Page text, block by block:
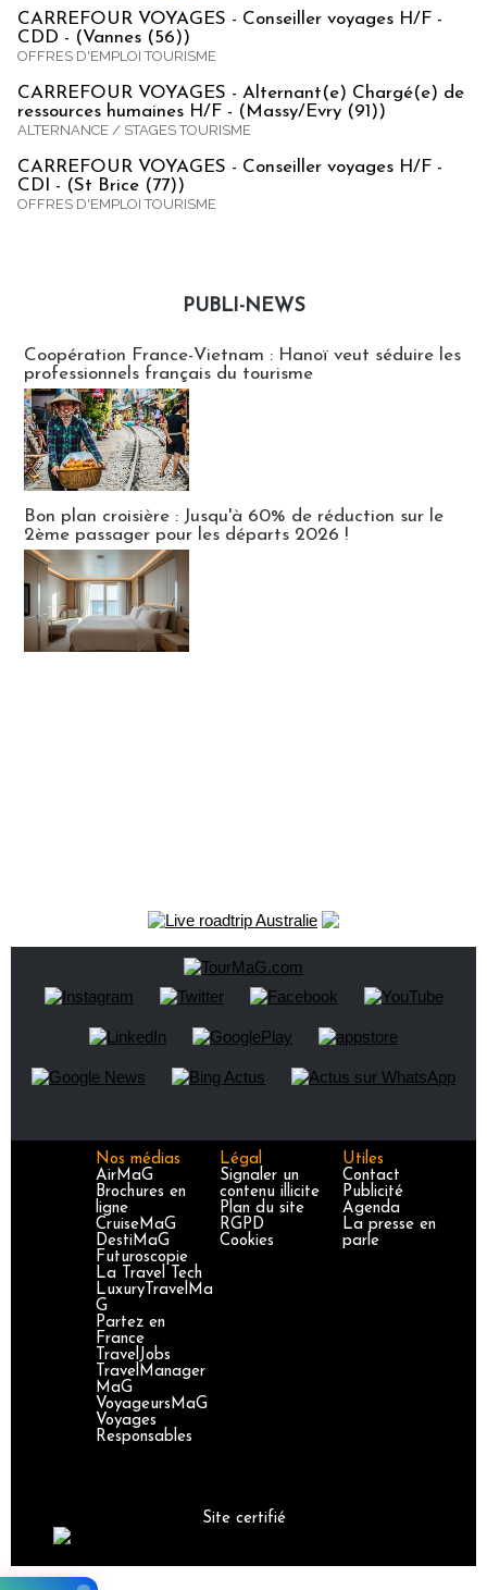
CARREFOUR VOYAGES - Conseiller voyages H/F -
CDD - (Vannes (56))
OFFRES D'EMPLOI TOURISME
CARREFOUR VOYAGES - Alternant(e) Chargé(e) de
ressources humaines H/F - (Massy/Evry (91))
ALTERNANCE / STAGES TOURISME
CARREFOUR VOYAGES - Conseiller voyages H/F -
CDI - (St Brice (77))
OFFRES D'EMPLOI TOURISME
PUBLI-NEWS
Coopération France-Vietnam : Hanoï veut séduire les
professionnels français du tourisme
Bon plan croisière : Jusqu'à 60% de réduction sur le
2ème passager pour les départs 2026 !
Nos médias
AirMaG
Brochures en
ligne
CruiseMaG
DestiMaG
Futuroscopie
La Travel Tech
LuxuryTravelMa
G
Partez en
France
TravelJobs
TravelManager
MaG
VoyageursMaG
Voyages
Responsables
Légal
Signaler un
contenu illicite
Plan du site
RGPD
Cookies
Utiles
Contact
Publicité
Agenda
La presse en
parle
Site certifié